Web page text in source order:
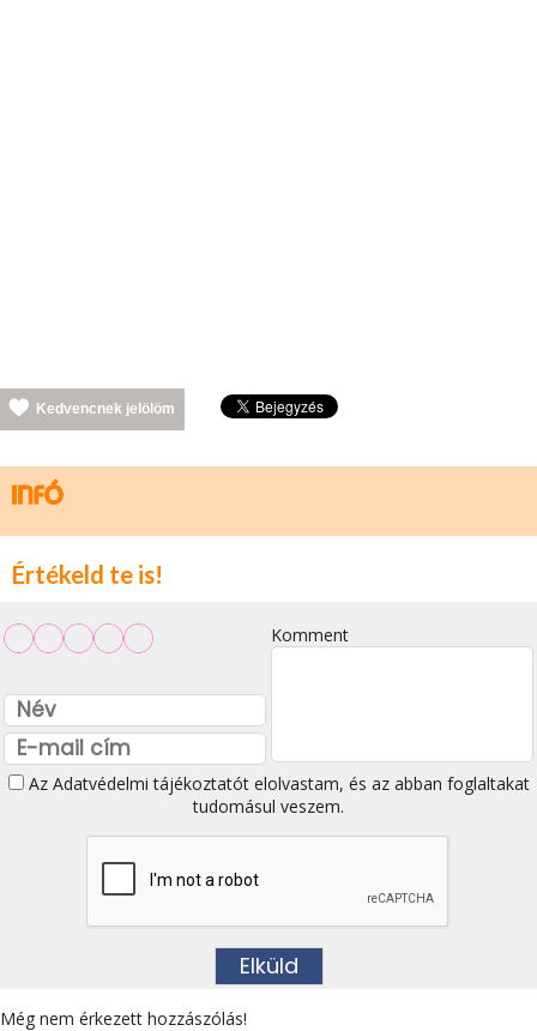
Kedvencnek jelölöm
Értékeld te is!
Komment
Az Adatvédelmi tájékoztatótelolvastam, és az abban foglaltakat
tudomásul veszem.
Még nem érkezett hozzászólás!